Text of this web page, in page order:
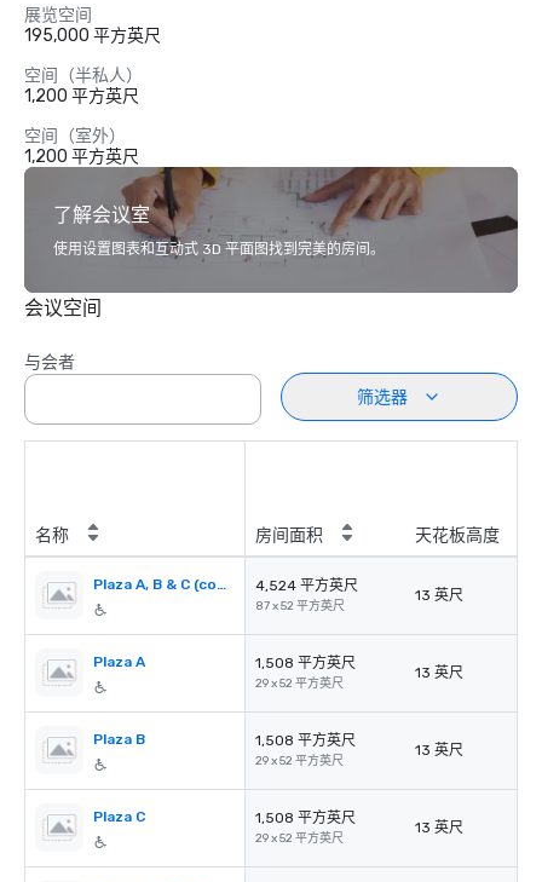
展览空间
195,000 平方英尺
空间（半私人）
1,200 平方英尺
空间（室外）
1,200 平方英尺
了解会议室
使用设置图表和互动式 3D 平面图找到完美的房间。
会议空间
与会者
筛选器
名称 房间面积 天花板高度
Plaza A, B & C (combined) 4,524 平方英尺
87 x 52 平方英尺
13 英尺
Plaza A 1,508 平方英尺
29 x 52 平方英尺
13 英尺
Plaza B 1,508 平方英尺
29 x 52 平方英尺
13 英尺
Plaza C 1,508 平方英尺
29 x 52 平方英尺
13 英尺